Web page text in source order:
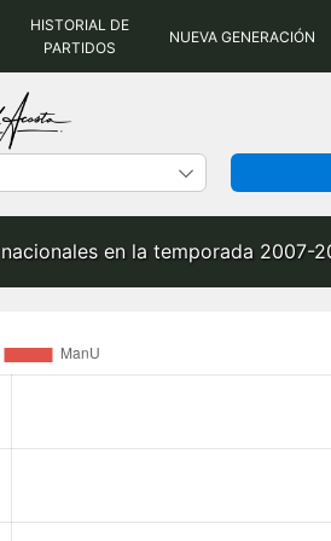
HISTORIAL DE
PARTIDOS
NUEVA GENERACIÓN
en la temporada 2007-